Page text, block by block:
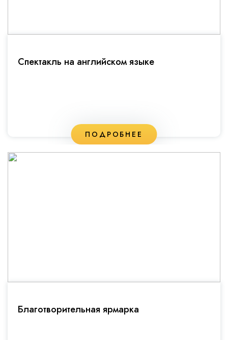
Спектакль на английском языке
ПОДРОБНЕЕ
Благотворительная ярмарка